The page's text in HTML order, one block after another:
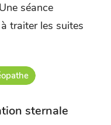
séance
traiter les suites
sternale